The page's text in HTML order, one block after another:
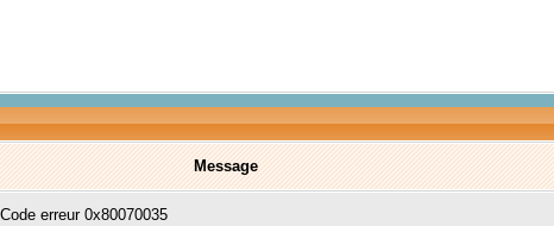
Message
erreur 0x80070035